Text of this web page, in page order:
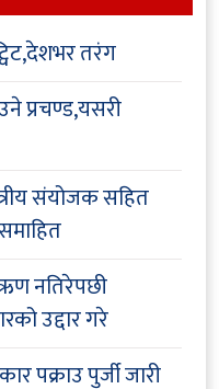
तरंग
प्रचण्ड,यसरी
संयोजक सहित
नतिरेपछी
उद्दार गरे
पक्राउ पुर्जी जारी